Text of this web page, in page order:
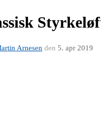
Arnesen den 5. apr 2019